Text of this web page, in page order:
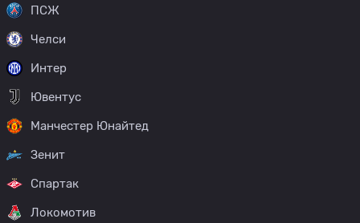
ПСЖ
Челси
Интер
Ювентус
Манчестер Юнайтед
Зенит
Спартак
Локомотив